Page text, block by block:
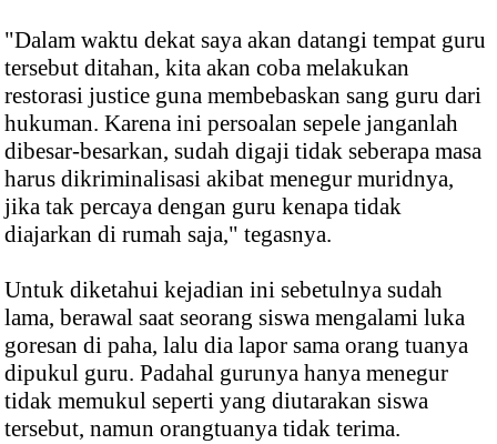
"Dalam waktu dekat saya akan datangi tempat guru
tersebut ditahan, kita akan coba melakukan
restorasi justice guna membebaskan sang guru dari
hukuman. Karena ini persoalan sepele janganlah
dibesar-besarkan, sudah digaji tidak seberapa masa
harus dikriminalisasi akibat menegur muridnya,
jika tak percaya dengan guru kenapa tidak
diajarkan di rumah saja," tegasnya.
Untuk diketahui kejadian ini sebetulnya sudah
lama, berawal saat seorang siswa mengalami luka
goresan di paha, lalu dia lapor sama orang tuanya
dipukul guru. Padahal gurunya hanya menegur
tidak memukul seperti yang diutarakan siswa
tersebut, namun orangtuanya tidak terima.